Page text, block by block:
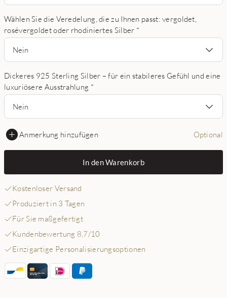
Wählen Sie die Veredelung, die zu Ihnen passt: vergoldet,
rosévergoldet oder rhodiniertes Silber *
Nein
Dickeres 925 Sterling Silber – für ein stabileres Gefühl und eine
luxuriösere Ausstrahlung *
Nein
Anmerkung hinzufügen Optional
In den Warenkorb
Kostenloser Versand
Produziert in 3 Tagen
Für Sie maßgefertigt
Kundenbewertung 8,7/10
Einzigartige Personalisierungsoptionen